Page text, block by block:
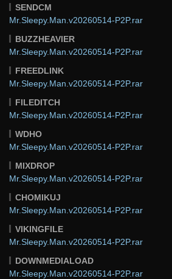
SENDCM
Mr.Sleepy.Man.v20260514-P2P.rar
BUZZHEAVIER
Mr.Sleepy.Man.v20260514-P2P.rar
FREEDLINK
Mr.Sleepy.Man.v20260514-P2P.rar
FILEDITCH
Mr.Sleepy.Man.v20260514-P2P.rar
WDHO
Mr.Sleepy.Man.v20260514-P2P.rar
MIXDROP
Mr.Sleepy.Man.v20260514-P2P.rar
CHOMIKUJ
Mr.Sleepy.Man.v20260514-P2P.rar
VIKINGFILE
Mr.Sleepy.Man.v20260514-P2P.rar
DOWNMEDIALOAD
Mr.Sleepy.Man.v20260514-P2P.rar